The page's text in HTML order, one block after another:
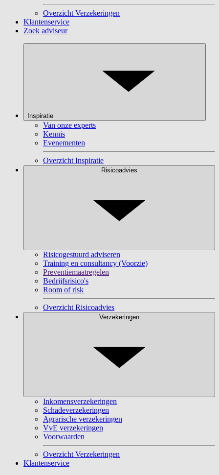
Overzicht Verzekeringen
Klantenservice
Zoek adviseur
Inspiratie
Van onze experts
Kennis
Evenementen
Overzicht Inspiratie
Risicoadvies
Risicogestuurd adviseren
Training en consultancy (Voorzie)
Preventiemaatregelen
Bedrijfsrisico's
Room of risk
Overzicht Risicoadvies
Verzekeringen
Inkomensverzekeringen
Schadeverzekeringen
Agrarische verzekeringen
VvE verzekeringen
Voorwaarden
Overzicht Verzekeringen
Klantenservice